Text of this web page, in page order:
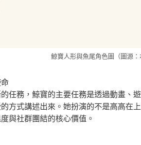
鯨寶人形與魚尾角色圖（圖源：
任務，鯨寶的主要任務是透過動畫、
方式講述出來。她扮演的不是高高在
與社群團結的核心價值。